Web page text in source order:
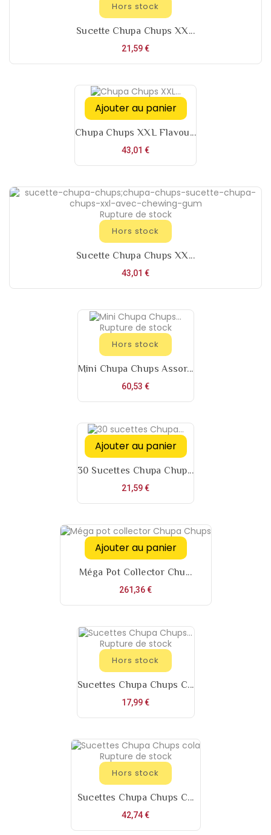
Hors stock
Sucette Chupa Chups XX...
21,59 €Prix
Ajouter au panier
Chupa Chups XXL Flavou...
43,01 €Prix
Rupture de stock
Hors stock
Sucette Chupa Chups XX...
43,01 €Prix
Rupture de stock
Hors stock
Mini Chupa Chups Assor...
60,53 €Prix
Ajouter au panier
30 Sucettes Chupa Chup...
21,59 €Prix
Ajouter au panier
Méga Pot Collector Chu...
261,36 €Prix
Rupture de stock
Hors stock
Sucettes Chupa Chups C...
17,99 €Prix
Rupture de stock
Hors stock
Sucettes Chupa Chups C...
42,74 €Prix